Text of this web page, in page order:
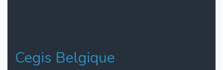
Cegis Belgique